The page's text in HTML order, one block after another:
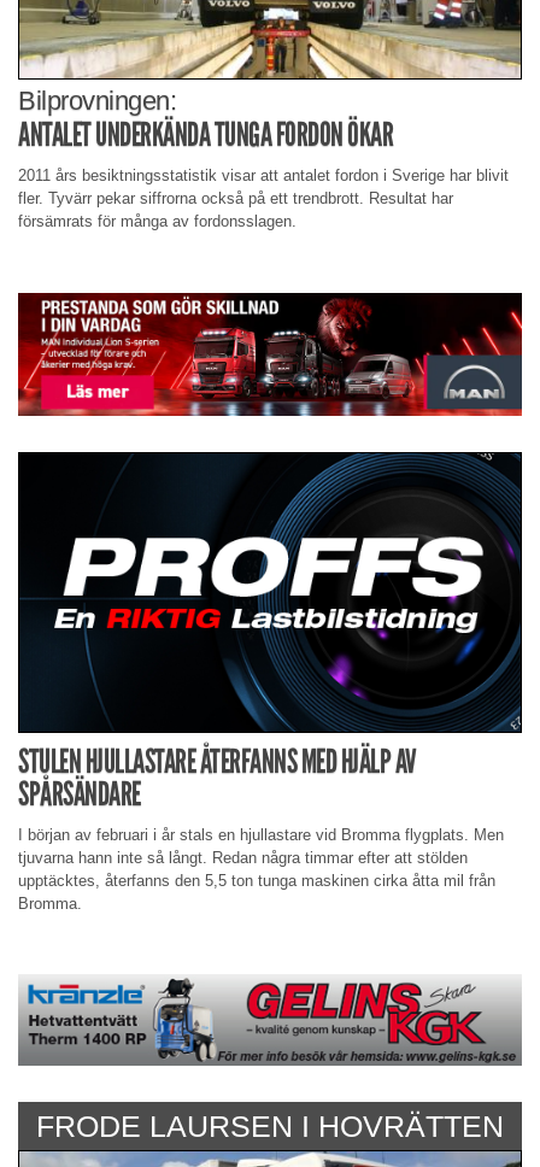
Bilprovningen:
ANTALET UNDERKÄNDA TUNGA FORDON ÖKAR
2011 års besiktningsstatistik visar att antalet fordon i Sverige har blivit
fler. Tyvärr pekar siffrorna också på ett trendbrott. Resultat har
försämrats för många av fordonsslagen.
STULEN HJULLASTARE ÅTERFANNS MED HJÄLP AV
SPÅRSÄNDARE
I början av februari i år stals en hjullastare vid Bromma flygplats. Men
tjuvarna hann inte så långt. Redan några timmar efter att stölden
upptäcktes, återfanns den 5,5 ton tunga maskinen cirka åtta mil från
Bromma.
FRODE LAURSEN I HOVRÄTTEN